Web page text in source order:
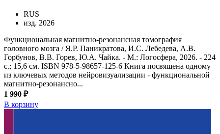
RUS
изд. 2026
Функциональная магнитно-резонансная томография
головного мозга / Я.Р. Паникратова, И.С. Лебедева, А.В.
Горбунов, В.В. Горев, Ю.А. Чайка. - М.: Логосфера, 2026. - 224
с.; 15,6 см. ISBN 978-5-98657-125-6 Книга посвящена одному
из ключевых методов нейровизуализации - функциональной
магнитно-резонансно...
1 990 ₽
В корзину